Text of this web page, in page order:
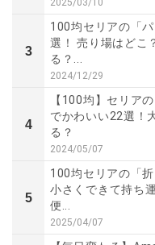
2025/03/10
3
100均セリアの「
選！ 売り場はどこ
る？...
2024/12/29
4
【100均】セリア
でかわいい22選！
る？
2024/05/07
5
100均セリアの「
小さくできて持ち
便...
2025/04/07